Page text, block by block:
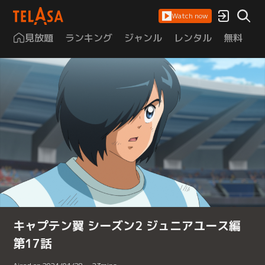
Watch now
見放題 ランキング ジャンル レンタル 無料
キャプテン翼 シーズン2 ジュニアユース編
第17話